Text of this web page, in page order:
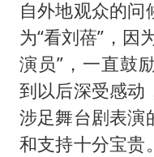
自外地观众的
为“看刘蓓”，因
演员”，一直鼓
到以后深受感动
涉足舞台剧表演
和支持十分宝贵